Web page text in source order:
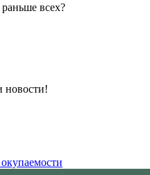
всех?